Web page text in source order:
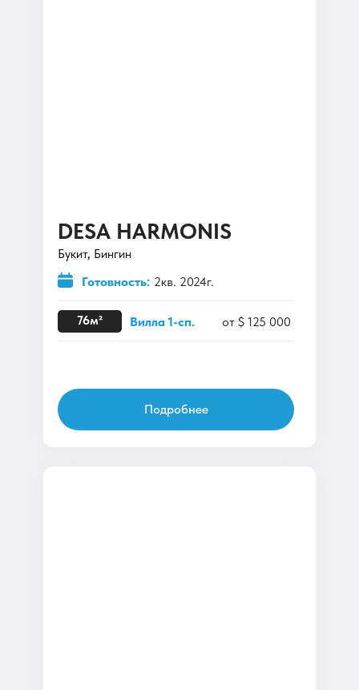
DESA HARMONIS
Букит, Бингин
Готовность: 2кв. 2024г.
76м² Вилла 1-сп. от $ 125 000
Подробнее